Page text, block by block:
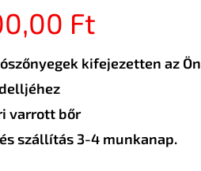
Ft
kifejezetten az Ön
varrott bőr
szállítás 3-4 munkanap.